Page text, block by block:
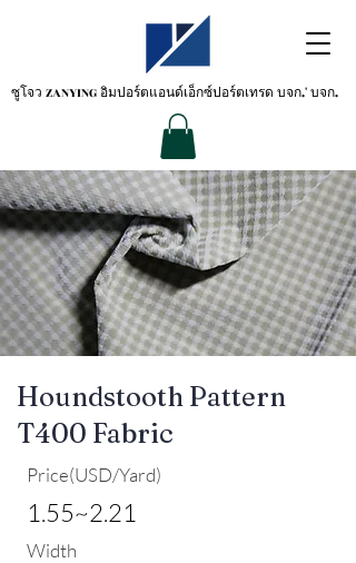
ซูโจว ZANYINGอิมปอร์ตแอนด์เอ็กซ์ปอร์ตเทรด บจก.' บจก.
Houndstooth Pattern
T400 Fabric
Price(USD/Yard)
1.55~2.21
Width